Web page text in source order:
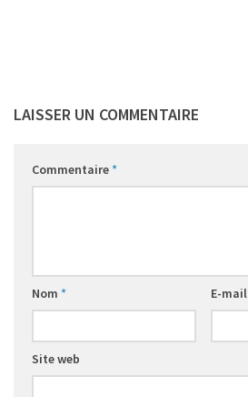
LAISSER UN COMMENTAIRE
Commentaire*
Nom * E-mail
Site web